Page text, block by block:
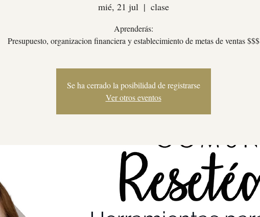
mié, 21 jul
  |
clase
Aprenderás:
Presupuesto, organizacion financiera y establecimiento de metas de ventas $$$
Se ha cerrado la posibilidad de registrarse
Ver otros eventos